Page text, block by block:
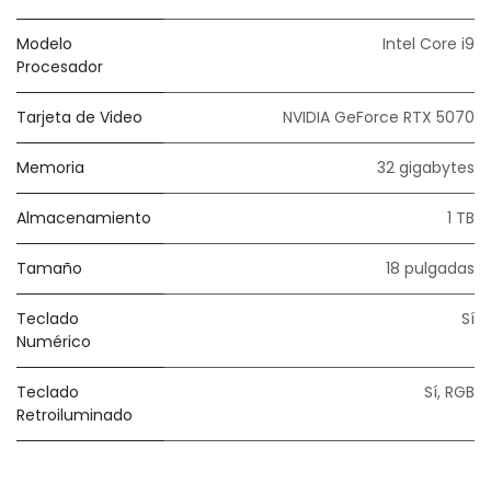
Modelo
Procesador
Intel Core i9
Tarjeta de Video NVIDIA GeForce RTX 5070
Memoria 32 gigabytes
Almacenamiento 1 TB
Tamaño 18 pulgadas
Teclado
Numérico
Sí
Teclado
Retroiluminado
Sí, RGB